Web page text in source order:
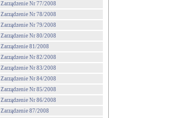
Zarządzenie Nr 77/2008
Zarządzenie Nr 78/2008
Zarządzenie Nr 79/2008
Zarządzenie Nr 80/2008
Zarządzenie 81/2008
Zarządzenie Nr 82/2008
Zarządzenie Nr 83/2008
Zarządzenie Nr 84/2008
Zarządzenie Nr 85/2008
Zarządzenie Nr 86/2008
Zarządzenie 87/2008